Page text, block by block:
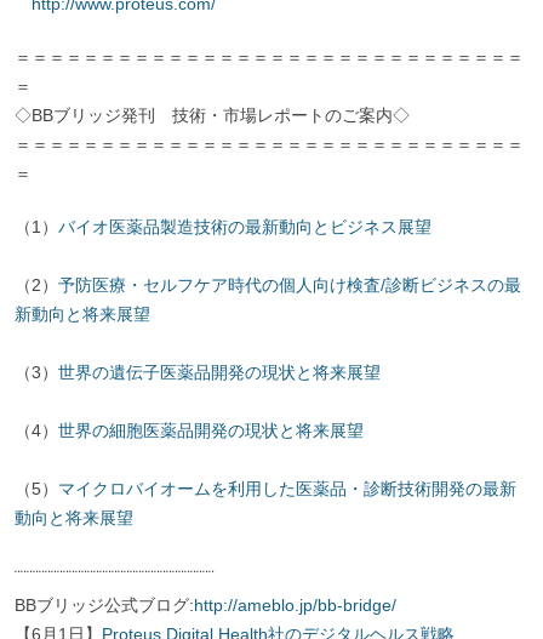
＝＝＝＝＝＝＝＝＝＝＝＝＝＝＝＝＝＝＝＝＝＝＝＝＝＝＝＝＝＝
＝
◇BBブリッジ発刊 技術・市場レポートのご案内◇
＝＝＝＝＝＝＝＝＝＝＝＝＝＝＝＝＝＝＝＝＝＝＝＝＝＝＝＝＝＝
＝
（1） バイオ医薬品製造技術の最新動向とビジネス展望
（2） 予防医療・セルフケア時代の個人向け検査/診断ビジネスの最
新動向と将来展望
（3） 世界の遺伝子医薬品開発の現状と将来展望
（4） 世界の細胞医薬品開発の現状と将来展望
（5） マイクロバイオームを利用した医薬品・診断技術開発の最新
動向と将来展望
¨¨¨¨¨¨¨¨¨¨¨¨¨¨¨¨¨¨¨¨¨¨¨¨¨¨¨¨¨¨¨¨¨
BBブリッジ公式ブログ:http://ameblo.jp/bb-bridge/
【6月1日】 Proteus Digital Health社のデジタルヘルス戦略